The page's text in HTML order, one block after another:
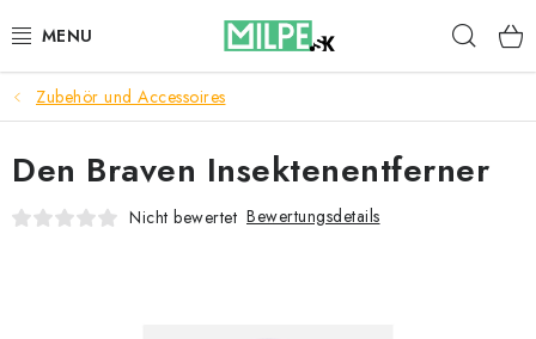
Inhalt
DACHFENSTER
DACHBODENTREPPE
HAUS UND GARTEN
Zubehör und Accessoires
Den Braven Insektenentferner
Nicht bewertet Bewertungsdetails